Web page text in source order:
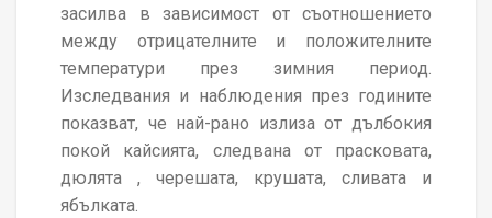
засилва в зависимост от съотношението
между отрицателните и положителните
температури през зимния период.
Изследвания и наблюдения през годините
показват, че най-рано излиза от дълбокия
покой кайсията, следвана от прасковата,
дюлята , черешата, крушата, сливата и
ябълката.